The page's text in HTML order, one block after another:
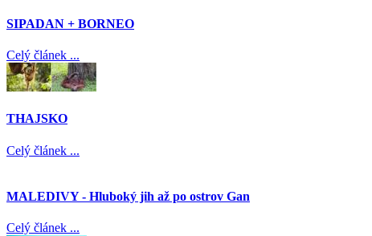
SIPADAN + BORNEO
Celý článek ...
THAJSKO
Celý článek ...
MALEDIVY - Hluboký jih až po ostrov Gan
Celý článek ...